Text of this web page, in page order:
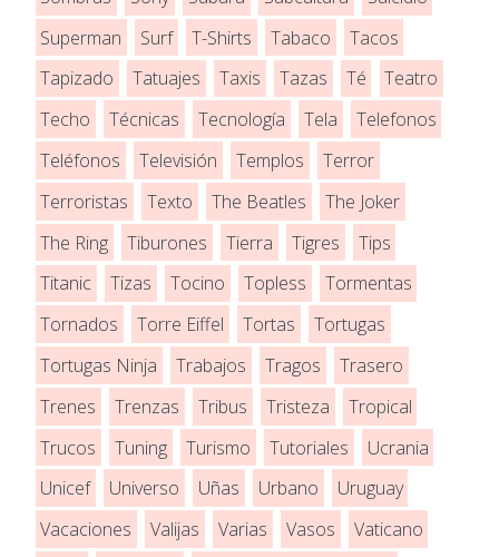
Superman
Surf T-Shirts Tabaco
Tacos
Tapizado
Tatuajes Taxis Tazas Té
Teatro
Techo
Técnicas Tecnología Tela
Telefonos
Teléfonos
Televisión Templos
Terror
Terroristas
Texto The Beatles
The Joker
The Ring
Tiburones Tierra Tigres
Tips
Titanic
Tizas Tocino Topless
Tormentas
Tornados
Torre Eiffel Tortas
Tortugas
Tortugas Ninja
Trabajos Tragos
Trasero
Trenes
Trenzas Tribus Tristeza
Tropical
Trucos
Tuning Turismo Tutoriales
Ucrania
Unicef
Universo Uñas Urbano
Uruguay
Vacaciones
Valijas Varias Vasos
Vaticano